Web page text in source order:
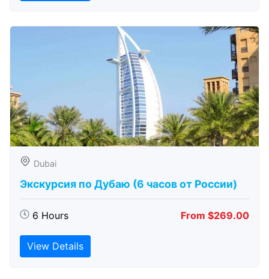
Dubai
Экскурсия по Дубаю (6 часов от России)
6 Hours From $269.00
View Details